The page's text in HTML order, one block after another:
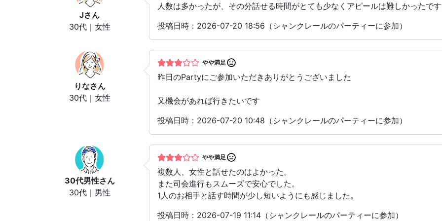
Jさん
30代｜女性
人数は多かったが、その分話せる時間がとても少なくアピールは難しかったで
投稿日時：2026-07-20 18:56（シャンクレールのパーティーに参加）
りなさん
30代｜女性
やや満足
昨日のPartyにご参加いただきありがとうございました
又機会があれば行きたいです
投稿日時：2026-07-20 10:48（シャンクレールのパーティーに参加）
30代男性さん
30代｜男性
やや満足
複数人、女性と話せたのはよかった。
また司会進行もスムーズで安心でした。
1人のお相手と話す時間が少し短いようにも感じました。
投稿日時：2026-07-19 11:14（シャンクレールのパーティーに参加）